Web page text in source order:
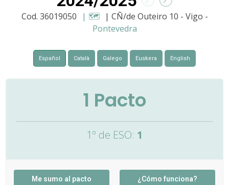
Cod. 36019050 | 🗺️ | CÑ/de Outeiro 10 - Vigo -
Pontevedra
Español Català Galego Euskera English
1 Pacto
1º de ESO: 1
Me sumo al pacto ¿Cómo funciona?